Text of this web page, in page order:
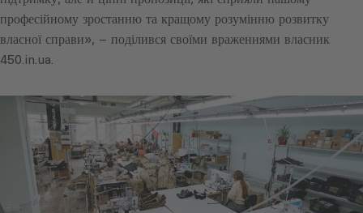
професійному зростанню та кращому розумінню розвитку
власної справи», – поділився своїми враженнями власник
450.in.ua.